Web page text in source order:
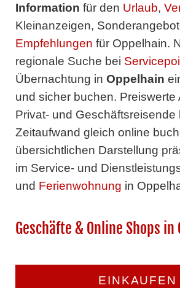
Information für den Urlaub,
Kleinanzeigen,
Empfehlungen für Oppelhain.
regionale Suche bei
Übernachtung in Oppelhain
und sicher buchen. Preiswerte
Privat- und Geschäftsreisende
Zeitaufwand gleich online
übersichtlichen Darstellung
im Service- und
und Ferienwohnung in
Geschäfte & Online Shops in
EINKAUFEN